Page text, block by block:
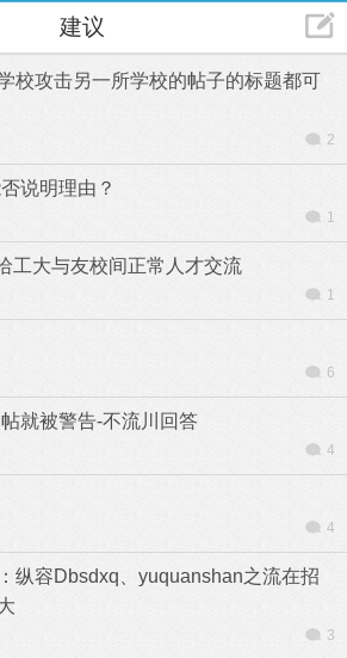
建议
校攻击另一所学校的帖子的标题都可
2
说明理由？
1
工大与友校间正常人才交流
1
6
就被警告-不流川回答
4
4
纵容Dbsdxq、yuquanshan之流在招
3